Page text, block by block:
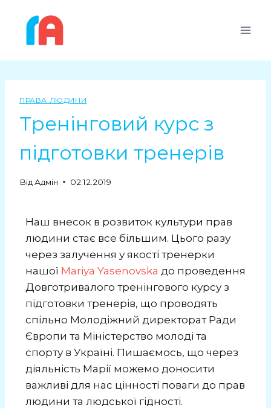
ПРАВА ЛЮДИНИ
Тренінговий курс з
підготовки тренерів
Від Адмін 02.12.2019
Наш внесок в розвиток культури прав
людини стає все більшим. Цього разу
через залучення у якості тренерки
нашої Mariya Yasenovska до проведення
Довготривалого тренінгового курсу з
підготовки тренерів, що проводять
спільно Молодіжний директорат Ради
Європи та Міністерство молоді та
спорту в Україні. Пишаємось, що через
діяльність Марії можемо доносити
важливі для нас цінності поваги до прав
людини та людської гідності.